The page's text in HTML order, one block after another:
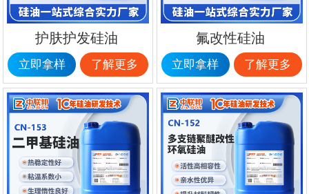
护肤护发硅油
立即拿样 了解更多
氟改性硅油
立即拿样 了解更多